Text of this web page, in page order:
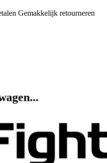
Gemakkelijk retourneren